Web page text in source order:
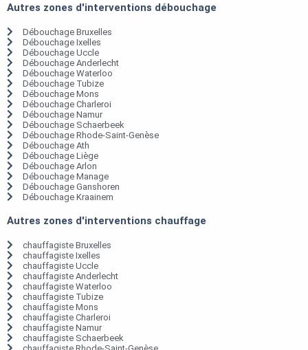
Autres zones d'interventions débouchage
Débouchage Bruxelles
Débouchage Ixelles
Débouchage Uccle
Débouchage Anderlecht
Débouchage Waterloo
Débouchage Tubize
Débouchage Mons
Débouchage Charleroi
Débouchage Namur
Débouchage Schaerbeek
Débouchage Rhode-Saint-Genèse
Débouchage Ath
Débouchage Liège
Débouchage Arlon
Débouchage Manage
Débouchage Ganshoren
Débouchage Kraainem
Autres zones d'interventions chauffage
chauffagiste Bruxelles
chauffagiste Ixelles
chauffagiste Uccle
chauffagiste Anderlecht
chauffagiste Waterloo
chauffagiste Tubize
chauffagiste Mons
chauffagiste Charleroi
chauffagiste Namur
chauffagiste Schaerbeek